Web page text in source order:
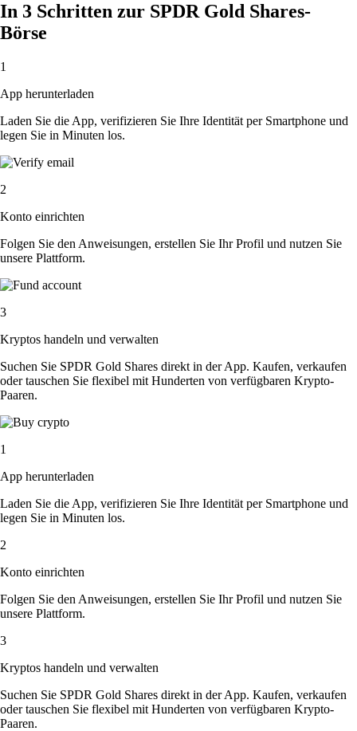
In 3 Schritten zur SPDR Gold Shares-
Börse
1
App herunterladen
Laden Sie die App, verifizieren Sie Ihre Identität per Smartphone und
legen Sie in Minuten los.
2
Konto einrichten
Folgen Sie den Anweisungen, erstellen Sie Ihr Profil und nutzen Sie
unsere Plattform.
3
Kryptos handeln und verwalten
Suchen Sie SPDR Gold Shares direkt in der App. Kaufen, verkaufen
oder tauschen Sie flexibel mit Hunderten von verfügbaren Krypto-
Paaren.
1
App herunterladen
Laden Sie die App, verifizieren Sie Ihre Identität per Smartphone und
legen Sie in Minuten los.
2
Konto einrichten
Folgen Sie den Anweisungen, erstellen Sie Ihr Profil und nutzen Sie
unsere Plattform.
3
Kryptos handeln und verwalten
Suchen Sie SPDR Gold Shares direkt in der App. Kaufen, verkaufen
oder tauschen Sie flexibel mit Hunderten von verfügbaren Krypto-
Paaren.